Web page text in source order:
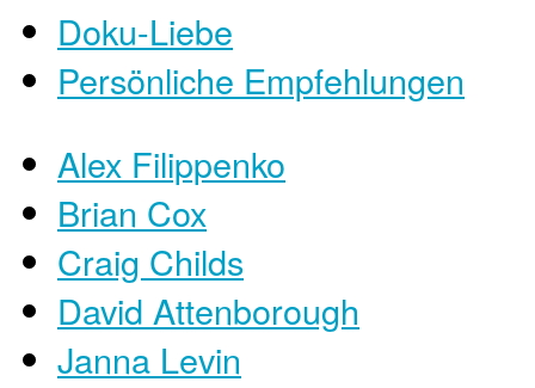
Doku-Liebe
Persönliche Empfehlungen
Alex Filippenko
Brian Cox
Craig Childs
David Attenborough
Janna Levin